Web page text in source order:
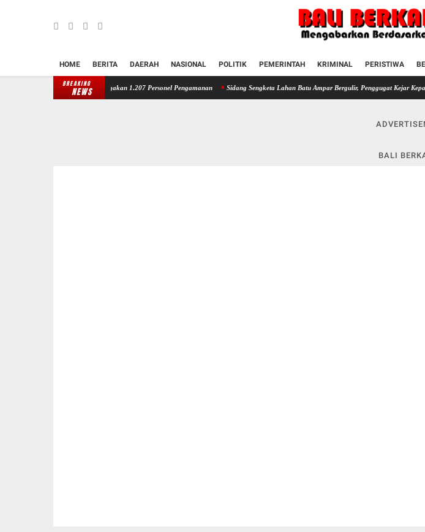
HOME BERITA DAERAH NASIONAL POLITIK PEMERINTAH KRIMINAL PERISTIWA
BREAKING
NEWS
Polres Gianyar Siagakan 1.207 Personel Pengamanan Sidang Sengketa Lahan Batu Ampar Bergulir, Penggugat Kejar Kepastian
BALI